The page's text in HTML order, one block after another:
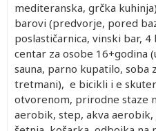
mediteranska, grčka
barovi (predvorje, pored
poslastičarnica, vinski bar, 4
centar za osobe 16+godina
sauna, parno kupatilo, soba
tretmani), e bicikli i e
otvorenom, prirodne staze
aerobik, step, akva aerobik,